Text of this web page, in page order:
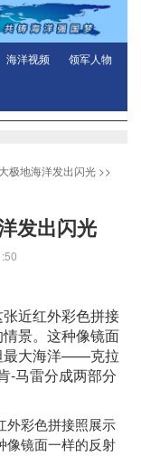
海洋视频 领军人物
极地海洋发出闪光 >>
发出闪光
外彩色拼接照展示
像镜面一样的反射